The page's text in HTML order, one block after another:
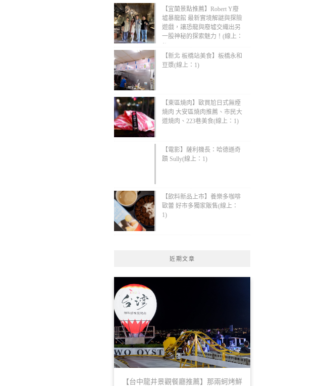
【宜蘭景點推薦】Robert Y廢
墟暴龍館 最新實境解謎與探險
遊戲，讓恐龍與廢墟交織出另
一股神秘的探索魅力！(線上：
1)
【新北 板橋站美食】板橋永和
豆漿(線上：1)
【東區燒肉】歐買尬日式無煙
燒肉 大安區燒肉推薦、市民大
道燒肉、223巷美食(線上：1)
【電影】薩利機長：哈德遜奇
蹟 Sully(線上：1)
【飲料新品上市】養樂多咖啡
歐蕾 好市多獨家販售(線上：
1)
近期文章
【台中龍井景觀餐廳推薦】那兩蚵烤鮮